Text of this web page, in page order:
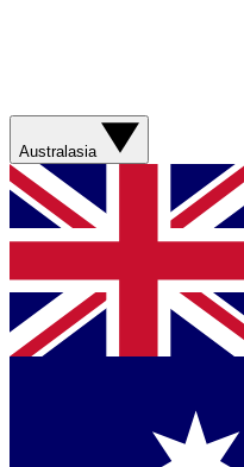
Australasia